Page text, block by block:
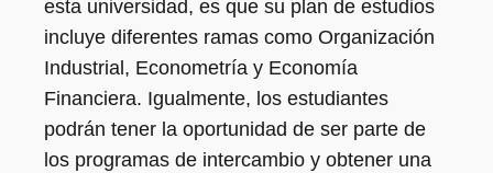
esta universidad, es que su plan de estudios
incluye diferentes ramas como Organización
Industrial, Econometría y Economía
Financiera. Igualmente, los estudiantes
podrán tener la oportunidad de ser parte de
los programas de intercambio y obtener una